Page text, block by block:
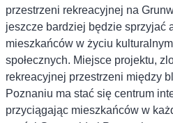
przestrzeni rekreacyjnej na
jeszcze bardziej będzie sprzyjać
mieszkańców w życiu
społecznych. Miejsce projektu,
rekreacyjnej przestrzeni między
Poznaniu ma stać się centrum
przyciągając mieszkańców w